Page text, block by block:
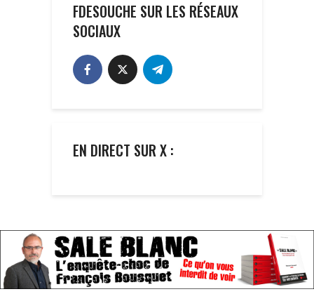
FDESOUCHE SUR LES RÉSEAUX
SOCIAUX
EN DIRECT SUR X :